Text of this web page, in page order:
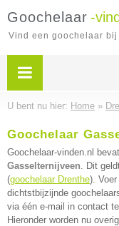
Goochelaar -
Vind een goochelaar
U bent nu hier: Home »
Goochelaar
Goochelaar-vinden.nl
Gasselternijveen. Dit
(goochelaar Drenthe).
dichtstbijzijnde
via één e-mail in contact
Hieronder worden nu